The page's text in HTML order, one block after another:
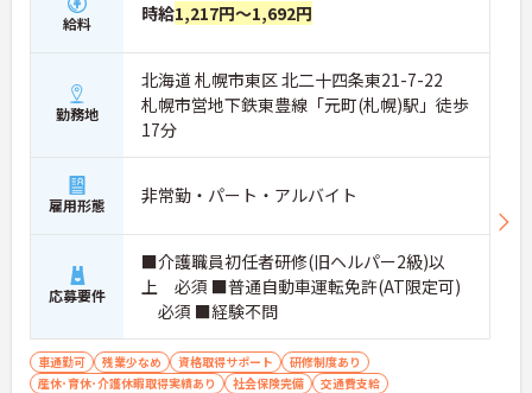
給料 時給1,217円～1,692円
勤務地
北海道 札幌市東区 北二十四条東21-7-22
札幌市営地下鉄東豊線「元町(札幌)駅」徒歩
17分
雇用形態 非常勤・パート・アルバイト
応募要件
■介護職員初任者研修(旧ヘルパー2級)以
上 必須 ■普通自動車運転免許(AT限定可)
必須 ■経験不問
車通勤可 残業少なめ 資格取得サポート
研修制度あり
産休･育休･介護休暇取得実績あり
社会保険完備 交通費支給